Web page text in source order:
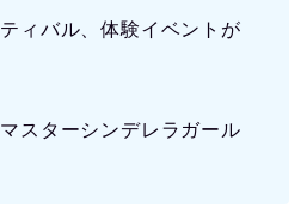
ィバル、体験イベントが
スターシンデレラガール